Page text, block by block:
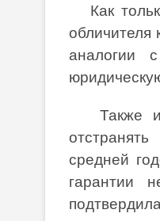
Как
обличителя
аналогии
Также
средней
гарантии